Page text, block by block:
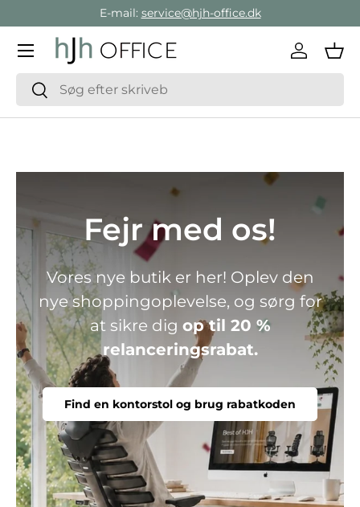
Gå direkte til indholdet
E-mail: service@hjh-office.dk
SøgSøg
Log ind
Menu
Fejr med os!
Vores nye butik er her! Oplev den
nye shoppingoplevelse, og sørg for
at sikre dig op til 20 %
relanceringsrabat.
Find en kontorstol og brug rabatkoden